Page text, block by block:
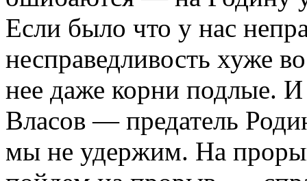
Если было что у нас
несправедливость хуже
нее даже корни подлые.
Власов — предатель
мы не удержим. На